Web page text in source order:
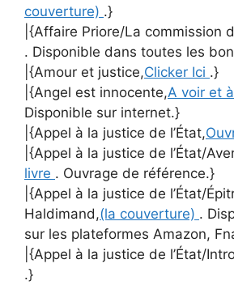
couverture) .}
|{Affaire Priore/La commission
. Disponible dans toutes les
|{Amour et justice,Clicker Ici .}
|{Angel est innocente,A voir et
Disponible sur internet.}
|{Appel à la justice de l’État,
|{Appel à la justice de l’État/
livre . Ouvrage de référence.}
|{Appel à la justice de l’État/
Haldimand,(la couverture) .
sur les plateformes Amazon,
|{Appel à la justice de l’État/
.}